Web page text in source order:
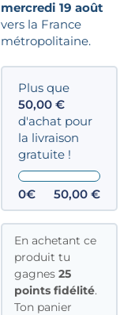
mercredi 19 août
vers la France
métropolitaine.
Plus que
50,00 €
d'achat pour
la livraison
gratuite !
0€ 50,00 €
En achetant ce
produit tu
gagnes 25
points fidélité.
Ton panier